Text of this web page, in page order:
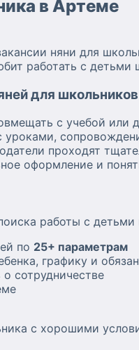
в Артеме
няни для
работать с детьми
для
с учебой или
проходят
оформление и
работы с детьми
по 25+ параметрам
графику и
сотрудничестве
с хорошими